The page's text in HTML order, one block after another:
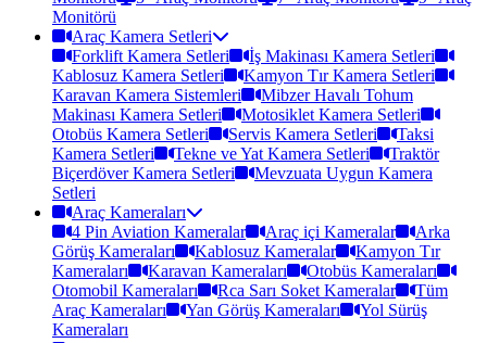
Monitörü
Araç Kamera Setleri
Forklift Kamera Setleri
İş Makinası Kamera Setleri
Kablosuz Kamera Setleri
Kamyon Tır Kamera Setleri
Karavan Kamera Sistemleri
Mibzer Havalı Tohum
Makinası Kamera Setleri
Motosiklet Kamera Setleri
Otobüs Kamera Setleri
Servis Kamera Setleri
Taksi
Kamera Setleri
Tekne ve Yat Kamera Setleri
Traktör
Biçerdöver Kamera Setleri
Mevzuata Uygun Kamera
Setleri
Araç Kameraları
4 Pin Aviation Kameralar
Araç içi Kameralar
Arka
Görüş Kameraları
Kablosuz Kameralar
Kamyon Tır
Kameraları
Karavan Kameraları
Otobüs Kameraları
Otomobil Kameraları
Rca Sarı Soket Kameralar
Tüm
Araç Kameraları
Yan Görüş Kameraları
Yol Sürüş
Kameraları